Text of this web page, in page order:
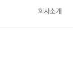
회사소개